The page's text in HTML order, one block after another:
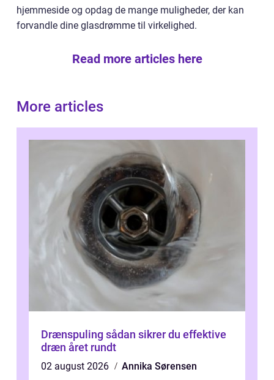
hjemmeside og opdag de mange muligheder, der kan
forvandle dine glasdrømme til virkelighed.
Read more articles here
More articles
Drænspuling sådan sikrer du effektive
dræn året rundt
02 august 2026
Annika Sørensen